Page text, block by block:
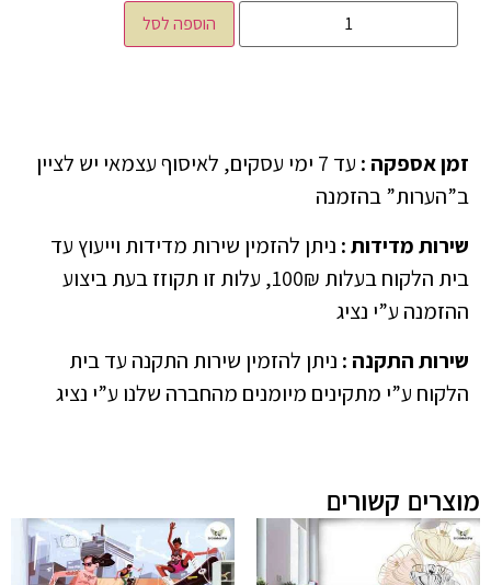
הוספה לסל
זמן אספקה :
עד 7 ימי עסקים, לאיסוף עצמאי יש לציין
ב”הערות” בהזמנה
שירות מדידות: ניתן להזמין שירות מדידות וייעוץ עד
בית הלקוח בעלות 100₪, עלות זו תקוזז בעת ביצוע
ההזמנה ע”י נציג
שירות התקנה : ניתן להזמין שירות התקנה עד בית
הלקוח ע”י מתקינים מיומנים מהחברה שלנו ע”י נציג
מוצרים קשורים